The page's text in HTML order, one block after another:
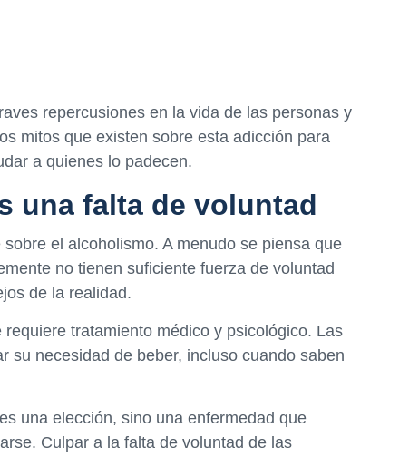
repercusiones en la vida de las personas y
mitos que existen sobre esta adicción para
a quienes lo padecen.
una falta de voluntad
el alcoholismo. A menudo se piensa que
no tienen suficiente fuerza de voluntad
de la realidad.
tratamiento médico y psicológico. Las
su necesidad de beber, incluso cuando saben
una elección, sino una enfermedad que
Culpar a la falta de voluntad de las